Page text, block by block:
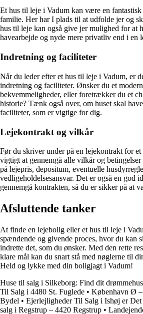
Et hus til leje i Vadum kan være en
familie. Her har I plads til at udfolde jer og
hus til leje kan også give jer mulighed for at
havearbejde og nyde mere privatliv end i en
Indretning og faciliteter
Når du leder efter et hus til leje i Vadum, er
indretning og faciliteter. Ønsker du et
bekvemmeligheder, eller foretrækker du et
historie? Tænk også over, om huset skal
faciliteter, som er vigtige for dig.
Lejekontrakt og vilkår
Før du skriver under på en lejekontrakt for
vigtigt at gennemgå alle vilkår og
på lejepris, depositum, eventuelle
vedligeholdelsesansvar. Det er også en god
gennemgå kontrakten, så du er sikker på at
Afsluttende tanker
At finde en lejebolig eller et hus til leje i
spændende og givende proces, hvor du kan
indrette det, som du ønsker. Med den rette
klare mål kan du snart stå med nøglerne til
Held og lykke med din boligjagt i Vadum!
Huse til salg i Silkeborg: Find dit
Til Salg i 4480 St. Fuglede • København Ø
Bydel • Ejerlejligheder Til Salg i Ishøj er Det
salg i Regstrup – 4420 Regstrup •